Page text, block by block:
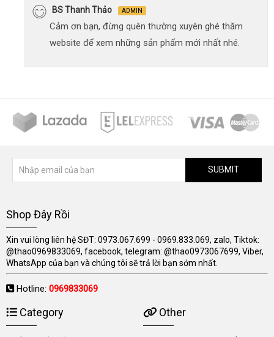
BS Thanh Thảo ADMIN
Cảm ơn bạn, đừng quên thường xuyên ghé thăm
website để xem những sản phẩm mới nhất nhé.
SUBMIT
Shop Đây Rồi
Xin vui lòng liên hệ SĐT: 0973.067.699 - 0969.833.069, zalo, Tiktok:
@thao0969833069, facebook, telegram: @thao0973067699, Viber,
WhatsApp của bạn và chúng tôi sẽ trả lời bạn sớm nhất.
Hotline: 0969833069
Category Other